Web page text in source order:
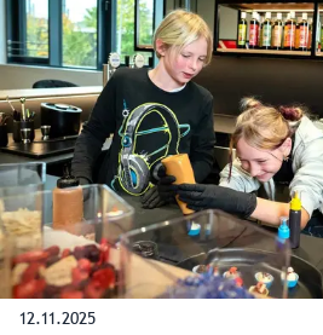
archiviert und zugänglich
Datenbank werden alle Lieder
verfügbar gemacht. Gesucht kann
aus Melodien mit Hilfe einer
12.11.2025